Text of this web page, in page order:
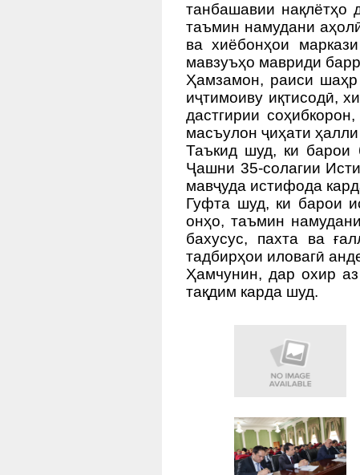
танбашавии нақлётҳо
таъмин намудани
ва хиёбонҳои
мавзуъҳо мавриди
Ҳамзамон, раиси шаҳр
иҷтимоиву иқтисодӣ,
дастгирии
масъулон ҷиҳати
Таъкид шуд, ки барои
Ҷашни 35-солагии
мавҷуда истифода
Гуфта шуд, ки барои
онҳо, таъмин
бахусус, пахта ва
тадбирҳои иловагӣ
Ҳамчунин, дар охир
тақдим карда шуд.